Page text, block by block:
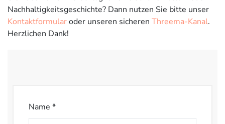
Nachhaltigkeitsgeschichte? Dann nutzen Sie bitte unser
Kontaktformularoder unseren sicheren Threema-Kanal.
Herzlichen Dank!
Name *